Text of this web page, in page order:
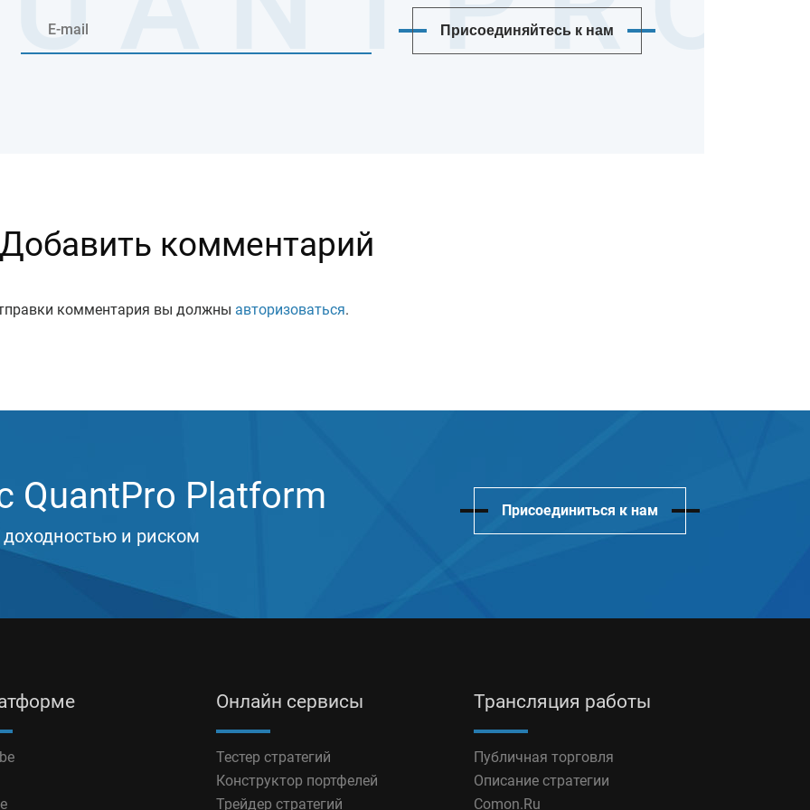
Присоединяйтесь к нам
Добавить комментарий
комментария вы должны авторизоваться.
QuantPro Platform
и риском
Присоединиться к нам
Онлайн сервисы
Тестер стратегий
Конструктор портфелей
Трейдер стратегий
Трансляция работы
Публичная торговля
Описание стратегии
Comon.Ru